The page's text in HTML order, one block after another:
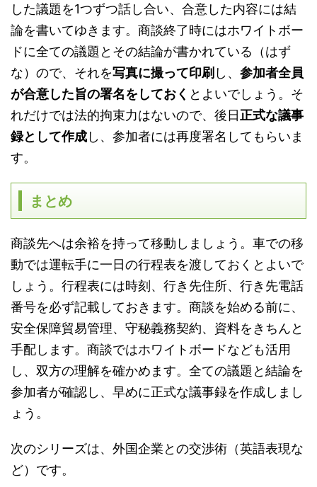
した議題を1つずつ話し合い、合意した内容には結
論を書いてゆきます。商談終了時にはホワイトボー
ドに全ての議題とその結論が書かれている（はず
な）ので、それを写真に撮って印刷 し、 参加者全員
が合意した旨の署名をしておく とよいでしょう。そ
れだけでは法的拘束力はないので、後日正式な議事
録として作成し、参加者には再度署名してもらいま
す。
まとめ
商談先へは余裕を持って移動しましょう。車での移
動では運転手に一日の行程表を渡しておくとよいで
しょう。行程表には時刻、行き先住所、行き先電話
番号を必ず記載しておきます。商談を始める前に、
安全保障貿易管理、守秘義務契約、資料をきちんと
手配します。商談ではホワイトボードなども活用
し、双方の理解を確かめます。全ての議題と結論を
参加者が確認し、早めに正式な議事録を作成しまし
ょう。
次のシリーズは、外国企業との交渉術（英語表現な
ど）です。